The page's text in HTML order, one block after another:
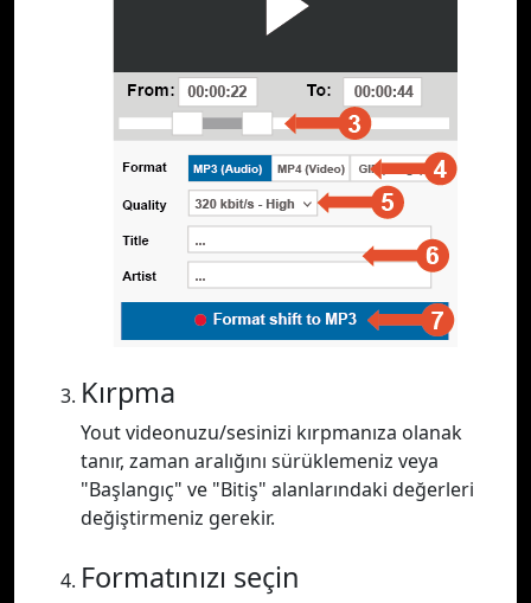
Kırpma
Yout videonuzu/sesinizi kırpmanıza olanak
tanır, zaman aralığını sürüklemeniz veya
"Başlangıç" ve "Bitiş" alanlarındaki değerleri
değiştirmeniz gerekir.
Formatınızı seçin